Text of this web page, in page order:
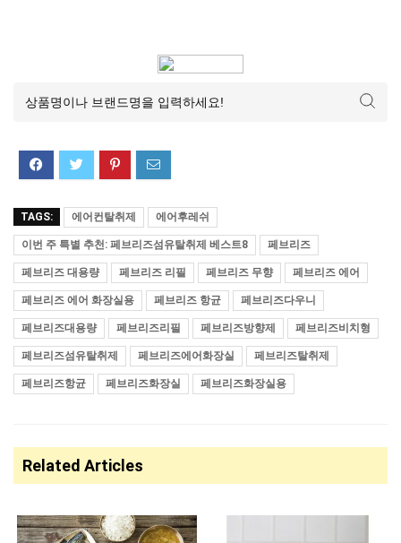
TAGS: 에어컨탈취제 에어후레쉬
이번 주 특별 추천: 페브리즈섬유탈취제 베스트8 페브리즈
페브리즈 대용량 페브리즈 리필 페브리즈 무향 페브리즈 에어
페브리즈 에어 화장실용 페브리즈 항균 페브리즈다우니
페브리즈대용량 페브리즈리필 페브리즈방향제 페브리즈비치형
페브리즈섬유탈취제 페브리즈에어화장실 페브리즈탈취제
페브리즈항균 페브리즈화장실 페브리즈화장실용
Related Articles